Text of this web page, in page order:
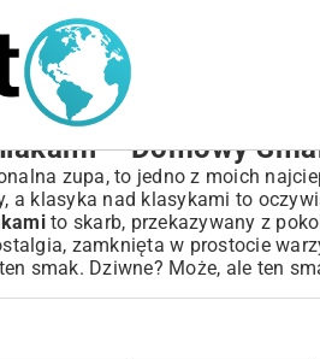
– Domowy
zupa, to jedno z moich
a klasyka nad klasykami to
to skarb, przekazywany z
zamknięta w prostocie
smak. Dziwne? Może, ale ten